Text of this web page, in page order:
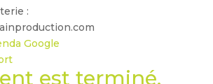
:
Google
est terminé.